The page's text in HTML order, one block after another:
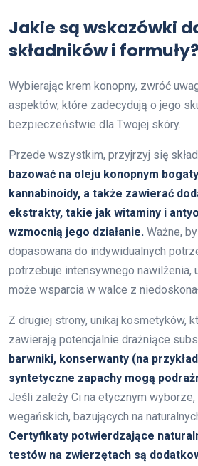
Jakie są wskazówki
składników i formuły?
Wybierając krem konopny, zwróć
aspektów, które zadecydują o jego
bezpieczeństwie dla Twojej skóry.
Przede wszystkim, przyjrzyj się
bazować na oleju konopnym
kannabinoidy, a także zawierać
ekstrakty, takie jak witaminy i
wzmocnią jego działanie. Ważne,
dopasowana do indywidualnych
potrzebuje intensywnego nawilżenia,
może wsparcia w walce z
Z drugiej strony, unikaj kosmetyków,
zawierają potencjalnie drażniące
barwniki, konserwanty (na
syntetyczne zapachy mogą
Jeśli zależy Ci na etycznym
wegańskich, bazujących na
Certyfikaty potwierdzające
testów na zwierzętach są